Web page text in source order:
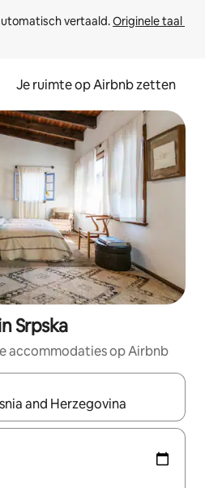
vertaald. Originele taal
Je ruimte op Airbnb zetten
Srpska
accommodaties op Airbnb
zijn, maak je een keuze